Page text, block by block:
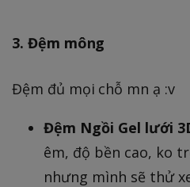
3. Đệm mông
Đệm đủ mọi chỗ mn ạ :v
Đệm Ngồi Gel lưới
êm, độ bền cao, ko
nhưng mình sẽ thử